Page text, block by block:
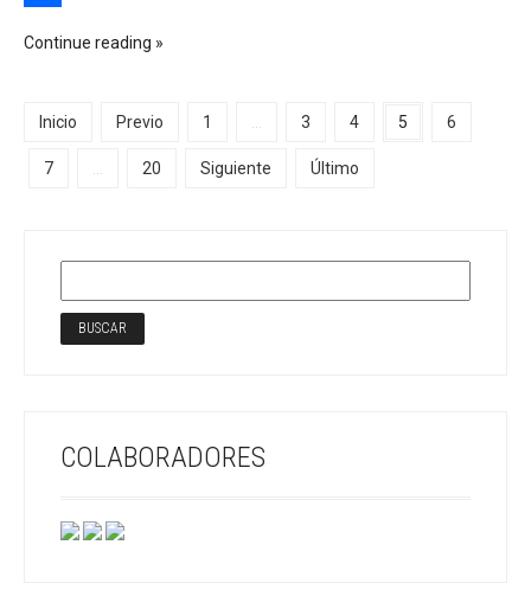
Continue reading
Inicio Previo 1 3 4 5 6
7 20 Siguiente Último
COLABORADORES